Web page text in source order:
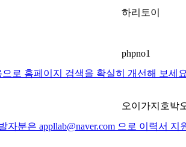
하리토이
phpno1
로 홈페이지 검색을 확실히 개선해 보세
오이가지호박
은 appllab@naver.com 으로 이력서